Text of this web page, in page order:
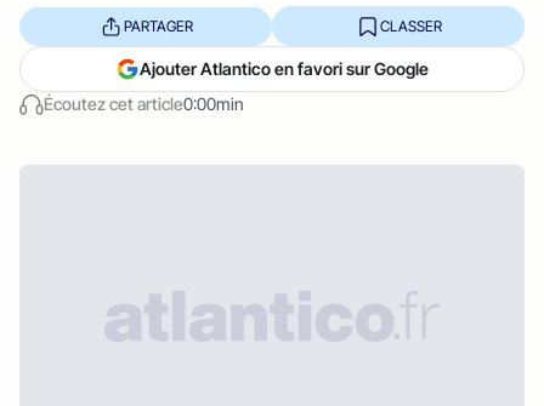
Écoutez cet article0:00min
PARTAGER CLASSER
Ajouter Atlantico en favori sur Google